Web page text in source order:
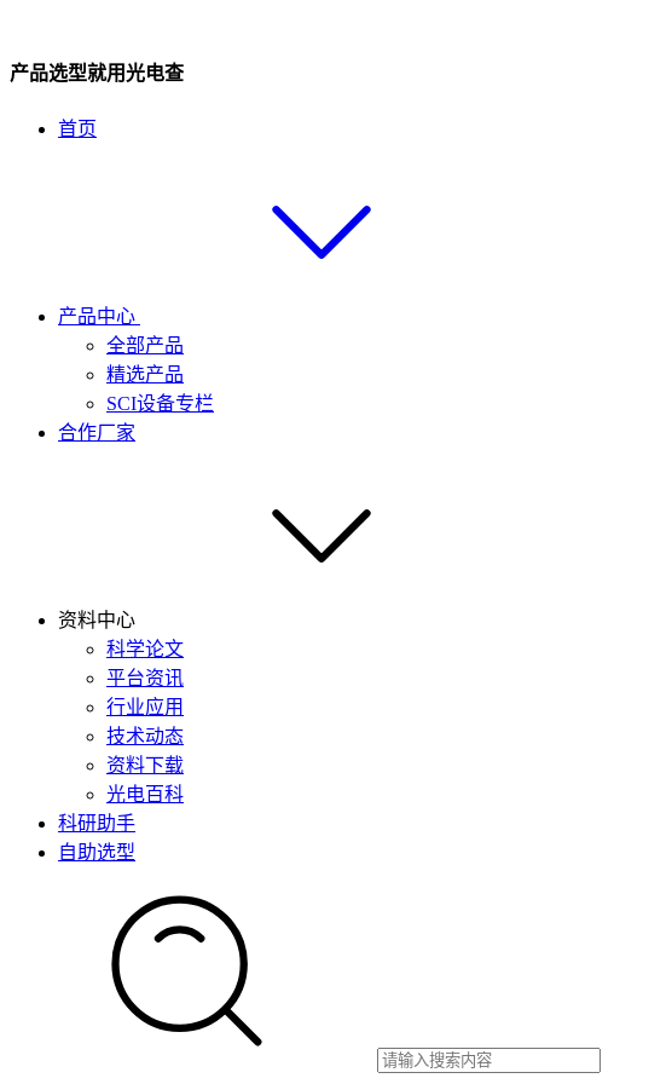
产品选型就用光电查
首页
产品中心
全部产品
精选产品
SCI设备专栏
合作厂家
资料中心
科学论文
平台资讯
行业应用
技术动态
资料下载
光电百科
科研助手
自助选型